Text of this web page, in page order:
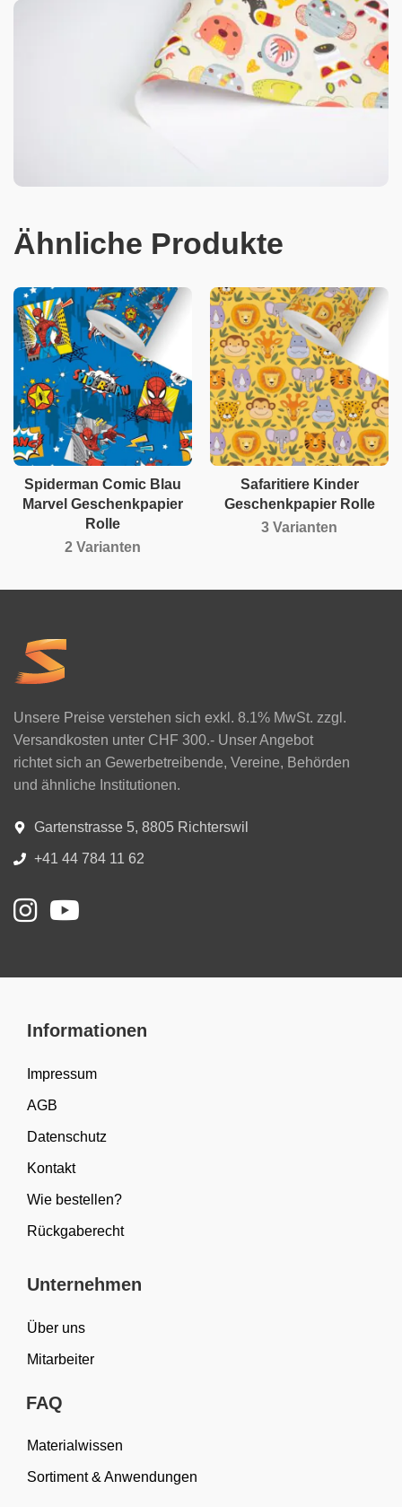
Ähnliche Produkte
Spiderman Comic Blau
Marvel Geschenkpapier
Rolle
2 Varianten
Safaritiere Kinder
Geschenkpapier Rolle
3 Varianten
Unsere Preise verstehen sich exkl. 8.1% MwSt. zzgl.
Versandkosten unter CHF 300.- Unser Angebot
richtet sich an Gewerbetreibende, Vereine, Behörden
und ähnliche Institutionen.
Gartenstrasse 5, 8805 Richterswil
+41 44 784 11 62
Informationen
Impressum
AGB
Datenschutz
Kontakt
Wie bestellen?
Rückgaberecht
Unternehmen
Über uns
Mitarbeiter
FAQ
Materialwissen
Sortiment & Anwendungen